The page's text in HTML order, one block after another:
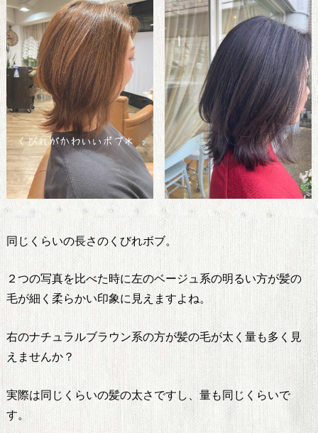
同じくらいの長さのくびれボブ。
２つの写真を比べた時に左のベージュ系の明るい方が髪の
毛が細く柔らかい印象に見えますよね。
右のナチュラルブラウン系の方が髪の毛が太く量も多く見
えませんか？
実際は同じくらいの髪の太さですし、量も同じくらいで
す。